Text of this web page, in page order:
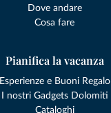
Dove andare
Cosa fare
Pianifica la vacanza
Esperienze e Buoni Regalo
I nostri Gadgets Dolomiti
Cataloghi